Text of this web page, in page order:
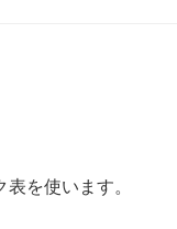
を使います。